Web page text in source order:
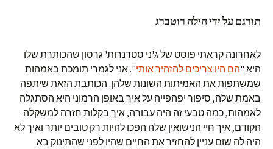
תורגם על ידי הילה רוטברג
לאחרונה קראתי פוסט של ג'ני סטדנרות' גרסון שהכותרת שלו
היא "הם היו צריכים להזהיר אותי". אני לגמרי תומכת באמהות
שמשתפות את האמיתות השונות שלהן. הכותבת הזאת שיתפה
באמת שלה, סיפור יפהפייה על איך באופן הרמוני היא הסתגלה
לאמהוּת, כמה טבעי זה היה עבורה, איך בקלות חזרה למשקלה
הקודם, איך חיי הנישואין שלה הפכו להיות רק טובים יותר ואיך לא
היה לה שום עניין להחזיר את החיים שהיו לפני שהתינוק בא